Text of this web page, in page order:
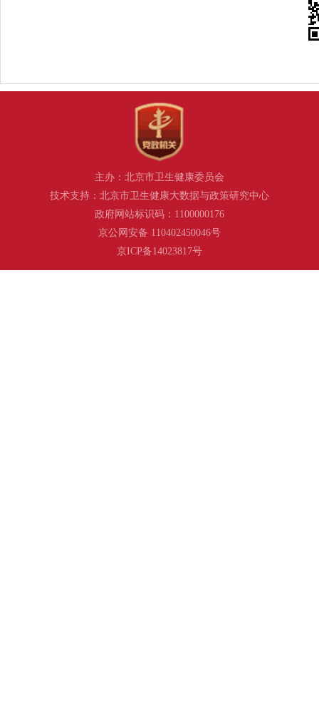
主办：北京市卫生健康委员会
技术支持：北京市卫生健康大数据与政策研究中心
政府网站标识码：1100000176
京公网安备 110402450046号
京ICP备14023817号